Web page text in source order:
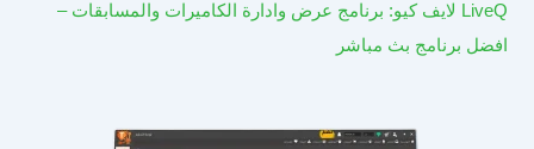
LiveQ لايف كيو: برنامج عرض وادارة الكاميرات والمسابقات –
افضل برنامج بث مباشر